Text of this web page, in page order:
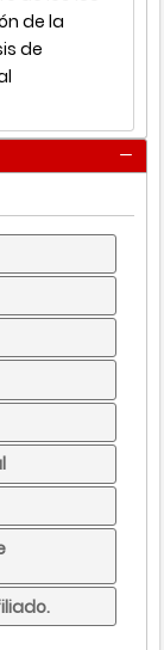
de la
de